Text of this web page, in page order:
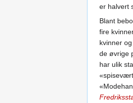
er halvert
Blant
fire
kvinner
de øvrige
har ulik